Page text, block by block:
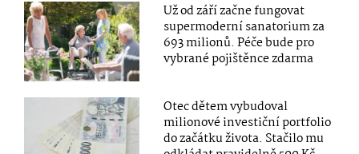
Už od září začne fungovat
supermoderní sanatorium za
693 milionů. Péče bude pro
vybrané pojištěnce zdarma
Otec dětem vybudoval
milionové investiční portfolio
do začátku života. Stačilo mu